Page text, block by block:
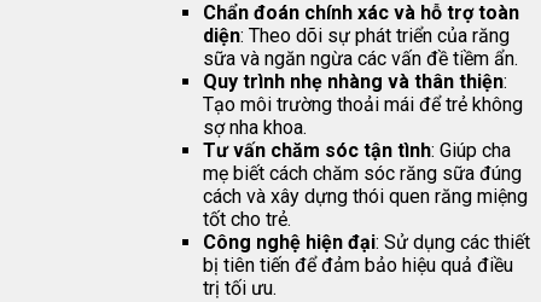
Chẩn đoán chính xác và hỗ trợ toàn
diện: Theo dõi sự phát triển của răng
sữa và ngăn ngừa các vấn đề tiềm ẩn.
Quy trình nhẹ nhàng và thân thiện:
Tạo môi trường thoải mái để trẻ không
sợ nha khoa.
Tư vấn chăm sóc tận tình: Giúp cha
mẹ biết cách chăm sóc răng sữa đúng
cách và xây dựng thói quen răng miệng
tốt cho trẻ.
Công nghệ hiện đại: Sử dụng các thiết
bị tiên tiến để đảm bảo hiệu quả điều
trị tối ưu.